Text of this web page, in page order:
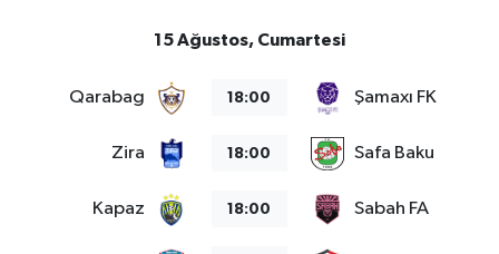
15 Ağustos, Cumartesi
Qarabag 18:00 Şamaxı FK
Zira 18:00 Safa Baku
Kapaz 18:00 Sabah FA